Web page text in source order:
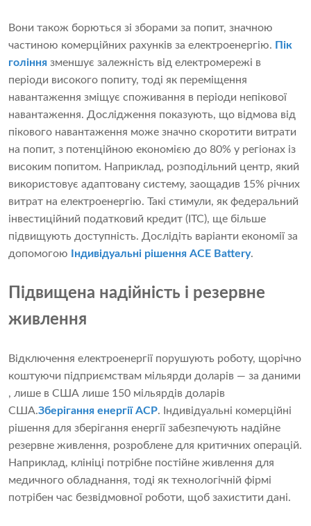
Вони також борються зі зборами за попит, значною
частиною комерційних рахунків за електроенергію. Пік
гоління зменшує залежність від електромережі в
періоди високого попиту, тоді як переміщення
навантаження зміщує споживання в періоди непікової
навантаження. Дослідження показують, що відмова від
пікового навантаження може значно скоротити витрати
на попит, з потенційною економією до 80% у регіонах із
високим попитом. Наприклад, розподільний центр, який
використовує адаптовану систему, заощадив 15% річних
витрат на електроенергію. Такі стимули, як федеральний
інвестиційний податковий кредит (ITC), ще більше
підвищують доступність. Дослідіть варіанти економії за
допомогою
Індивідуальні рішення ACE Battery.
Підвищена надійність і резервне
живлення
Відключення електроенергії порушують роботу, щорічно
коштуючи підприємствам мільярди доларів — за даними
, лише в США лише 150 мільярдів доларів
США.Зберігання енергії ACP. Індивідуальні комерційні
рішення для зберігання енергії забезпечують надійне
резервне живлення, розроблене для критичних операцій.
Наприклад, клініці потрібне постійне живлення для
медичного обладнання, тоді як технологічній фірмі
потрібен час безвідмовної роботи, щоб захистити дані.